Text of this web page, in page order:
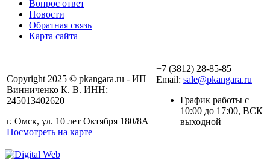
Вопрос ответ
Новости
Обратная связь
Карта сайта
Copyright 2025 © pkangara.ru - ИП
Винниченко К. В. ИНН:
245013402620
г. Омск, ул. 10 лет Октября 180/8А
Посмотреть на карте
+7 (3812) 28-85-85
Email: sale@pkangara.ru
График работы с
10:00 до 17:00, ВСК
выходной